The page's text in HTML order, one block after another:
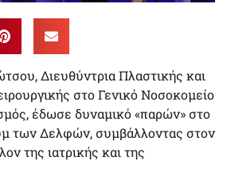
Διευθύντρια Πλαστικής και
στο Γενικό Νοσοκομείο
έδωσε δυναμικό «παρών» στο
των Δελφών, συμβάλλοντας στον
της ιατρικής και της